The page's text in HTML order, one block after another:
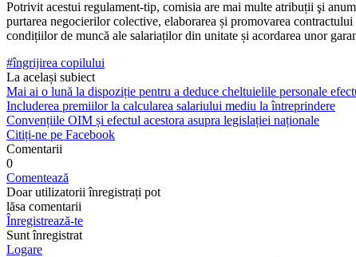
Potrivit acestui regulament-tip, comisia are mai multe atribuții şi
purtarea negocierilor colective, elaborarea și promova­rea
condițiilor de muncă ale salariaților din unitate și acordarea unor
#îngrijirea copilului
La același subiect
Mai ai o lună la dispoziție pentru a deduce cheltuielile personale
Includerea premiilor la calcularea salariului mediu la întreprindere
Convențiile OIM și efectul acestora asupra legislației naționale
Citiți-ne pe Facebook
Comentarii
0
Comentează
Doar utilizatorii înregistrați pot
lăsa comentarii
Înregistrează-te
Sunt înregistrat
Logare